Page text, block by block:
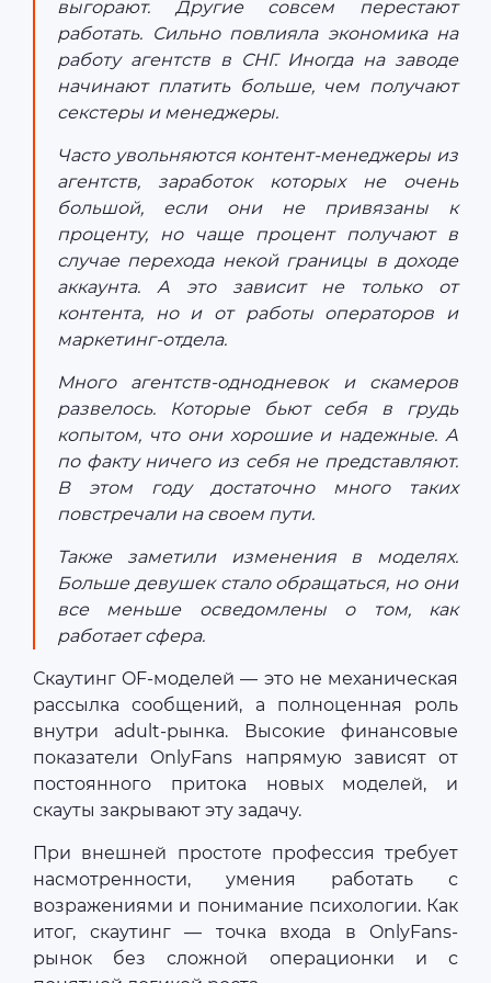
выгорают. Другие совсем перестают
работать. Сильно повлияла экономика на
работу агентств в СНГ. Иногда на заводе
начинают платить больше, чем получают
секстеры и менеджеры.
Часто увольняются контент-менеджеры из
агентств, заработок которых не очень
большой, если они не привязаны к
проценту, но чаще процент получают в
случае перехода некой границы в доходе
аккаунта. А это зависит не только от
контента, но и от работы операторов и
маркетинг-отдела.
Много агентств-однодневок и скамеров
развелось. Которые бьют себя в грудь
копытом, что они хорошие и надежные. А
по факту ничего из себя не представляют.
В этом году достаточно много таких
повстречали на своем пути.
Также заметили изменения в моделях.
Больше девушек стало обращаться, но они
все меньше осведомлены о том, как
работает сфера.
Скаутинг OF-моделей — это не механическая
рассылка сообщений, а полноценная роль
внутри adult-рынка. Высокие финансовые
показатели OnlyFans напрямую зависят от
постоянного притока новых моделей, и
скауты закрывают эту задачу.
При внешней простоте профессия требует
насмотренности, умения работать с
возражениями и понимание психологии. Как
итог, скаутинг — точка входа в OnlyFans-
рынок без сложной операционки и с